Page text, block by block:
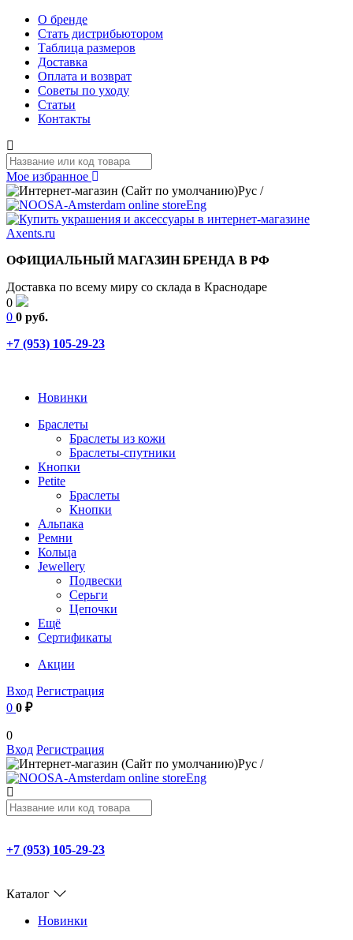
О бренде
Стать дистрибьютором
Таблица размеров
Доставка
Оплата и возврат
Советы по уходу
Статьи
Контакты
Мое избранное
Рус /
Eng
ОФИЦИАЛЬНЫЙ МАГАЗИН БРЕНДА В РФ
Доставка по всему миру со склада в Краснодаре
0
0 0 руб.
+7 (953) 105-29-23
Новинки
Браслеты
Браслеты из кожи
Браслеты-спутники
Кнопки
Petite
Браслеты
Кнопки
Альпака
Ремни
Кольца
Jewellery
Подвески
Серьги
Цепочки
Ещё
Сертификаты
Акции
Вход Регистрация
0 0 ₽
0
Вход Регистрация
Рус /
Eng
+7 (953) 105-29-23
Каталог
Новинки